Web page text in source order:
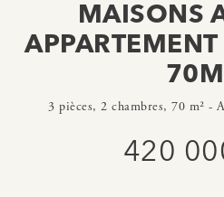
MAISONS
3 pièces, 2 chambres, 70 m² -
420